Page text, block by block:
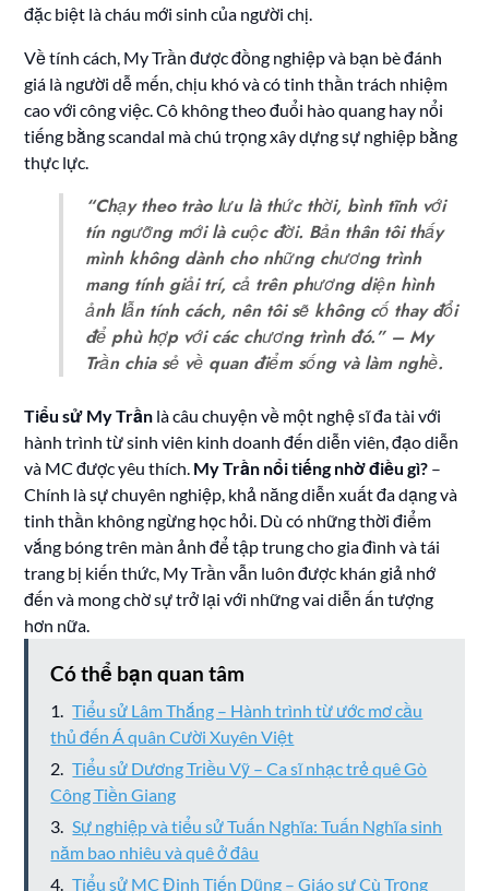
đặc biệt là cháu mới sinh của người chị.
Về tính cách, My Trần được đồng nghiệp và bạn bè đánh
giá là người dễ mến, chịu khó và có tinh thần trách nhiệm
cao với công việc. Cô không theo đuổi hào quang hay nổi
tiếng bằng scandal mà chú trọng xây dựng sự nghiệp bằng
thực lực.
“Chạy theo trào lưu là thức thời, bình tĩnh với
tín ngưỡng mới là cuộc đời. Bản thân tôi thấy
mình không dành cho những chương trình
mang tính giải trí, cả trên phương diện hình
ảnh lẫn tính cách, nên tôi sẽ không cố thay đổi
để phù hợp với các chương trình đó.”– My
Trần chia sẻ về quan điểm sống và làm nghề.
Tiểu sử My Trần là câu chuyện về một nghệ sĩ đa tài với
hành trình từ sinh viên kinh doanh đến diễn viên, đạo diễn
và MC được yêu thích. My Trần nổi tiếng nhờ điều gì? –
Chính là sự chuyên nghiệp, khả năng diễn xuất đa dạng và
tinh thần không ngừng học hỏi. Dù có những thời điểm
vắng bóng trên màn ảnh để tập trung cho gia đình và tái
trang bị kiến thức, My Trần vẫn luôn được khán giả nhớ
đến và mong chờ sự trở lại với những vai diễn ấn tượng
hơn nữa.
Có thể bạn quan tâm
Tiểu sử Lâm Thắng – Hành trình từ ước mơ cầu
thủ đến Á quân Cười Xuyên Việt
Tiểu sử Dương Triều Vỹ – Ca sĩ nhạc trẻ quê Gò
Công Tiền Giang
Sự nghiệp và tiểu sử Tuấn Nghĩa: Tuấn Nghĩa sinh
năm bao nhiêu và quê ở đâu
Tiểu sử MC Đinh Tiến Dũng – Giáo sư Cù Trọng